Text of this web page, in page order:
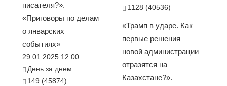
писателя?».
«Приговоры по делам
о январских
событиях»
29.01.2025 12:00
День за днем
149 (45874)
1128 (40536)
«Трамп в ударе. Как
первые решения
новой администрации
отразятся на
Казахстане?».